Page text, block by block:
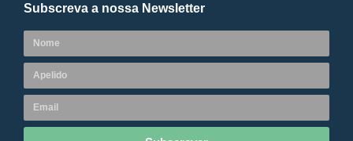
Subscreva a nossa Newsletter